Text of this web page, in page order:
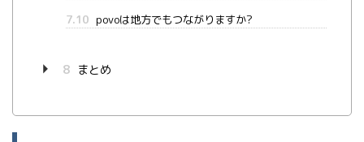
7.10 povoは地方でもつながりますか?
8 まとめ